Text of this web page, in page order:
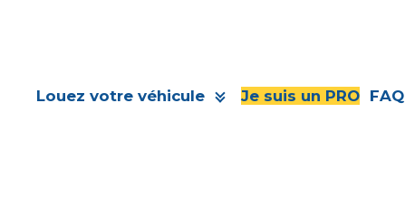
Louez votre véhicule Je suis un PRO FAQ